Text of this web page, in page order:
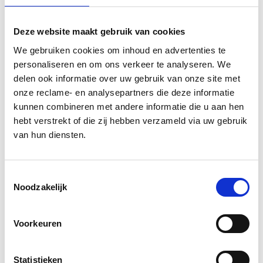
Deze website maakt gebruik van cookies
We gebruiken cookies om inhoud en advertenties te
personaliseren en om ons verkeer te analyseren. We
delen ook informatie over uw gebruik van onze site met
onze reclame- en analysepartners die deze informatie
kunnen combineren met andere informatie die u aan hen
hebt verstrekt of die zij hebben verzameld via uw gebruik
van hun diensten.
Noodzakelijk
Voorkeuren
Statistieken
Raoul de Best
Development
Go back to our team overview